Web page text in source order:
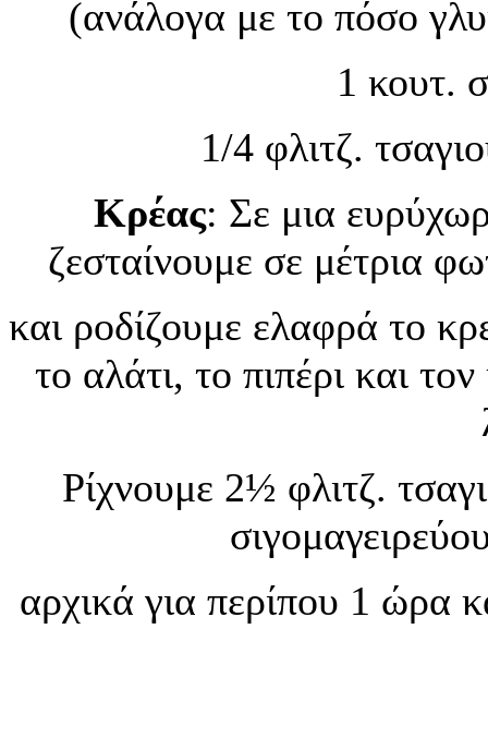
(ανάλογα με το πόσο
1 κουτ.
1/4 φλιτζ.
Κρέας: Σε μια
ζεσταίνουμε σε μέτρια
και ροδίζουμε ελαφρά το
το αλάτι, το πιπέρι και
Ρίχνουμε 2½ φλιτζ.
αρχικά για περίπου 1 ώρα